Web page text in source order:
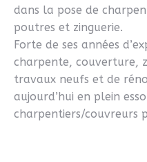
dans la pose de
poutres et zinguerie.
Forte de ses années
charpente, couverture,
travaux neufs et de
aujourd’hui en plein
charpentiers/couvreurs